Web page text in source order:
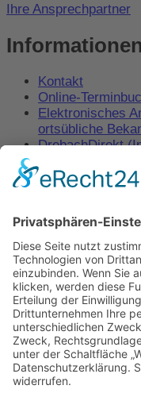
Ihre Ansprechpartner
Informationen
Kontakt
Online-
Elektronisches
ortsübliche
DrebachDirekt
Impressum
Copyright © 2026
Pepsite
Zum Inhalt springen
Werkzeugleiste öffnen
Eingabehilfen
Text
Text
Graustufen